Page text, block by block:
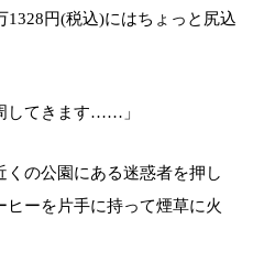
1328円(税込)にはちょっと尻込
してきます……」
の公園にある迷惑者を押し
ーを片手に持って煙草に火